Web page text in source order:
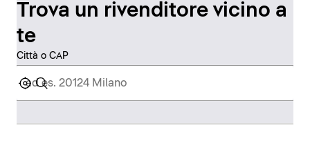
Trova un rivenditore vicino a
te
Città o CAP